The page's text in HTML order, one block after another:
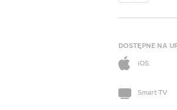
DOSTĘPNE NA
iOS
Smart TV